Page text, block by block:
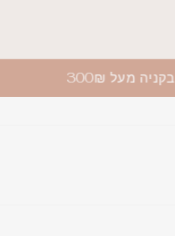
בקניה מעל 300₪